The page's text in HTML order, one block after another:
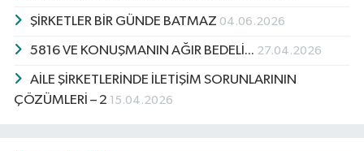
ŞİRKETLER BİR GÜNDE BATMAZ 04.06.2026
5816 VE KONUŞMANIN AĞIR BEDELİ... 27.04.2026
AİLE ŞİRKETLERİNDE İLETİŞİM SORUNLARININ
ÇÖZÜMLERİ – 2 15.04.2026